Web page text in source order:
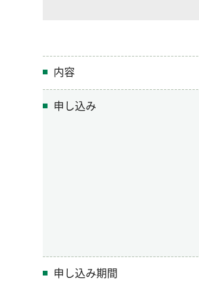
内容
申し込み
申し込み期間